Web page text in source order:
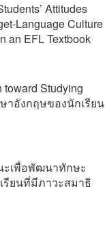
Attitudes
Language Culture
an EFL Textbook
toward Studying
าอังกฤษของนักเรียน
ะเพื่อพัฒนาทักษะ
รียนที่มีภาวะสมาธิ